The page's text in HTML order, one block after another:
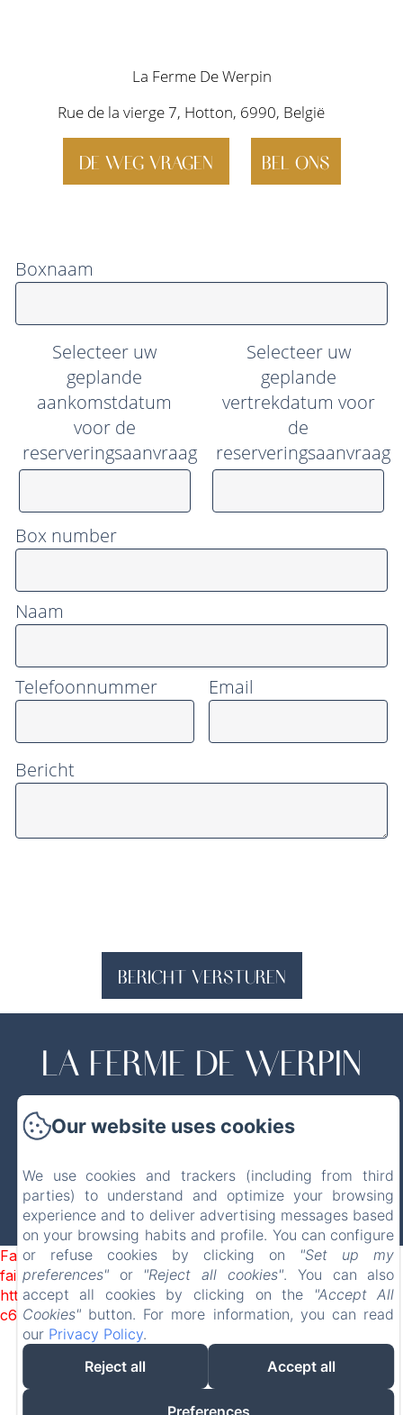
La Ferme De Werpin
Rue de la vierge 7, Hotton, 6990, België
DE WEG VRAGEN BEL ONS
Boxnaam
Selecteer uw
geplande
aankomstdatum
voor de
reserveringsaanvraag
Selecteer uw
geplande
vertrekdatum voor
de
reserveringsaanvraag
Box number
Naam
Telefoonnummer Email
Bericht
LA FERME DE WERPIN
Rue de la vierge 7, Hotton, 6990, België
+32499323306 (fr, nl, eng)
+32456203817 (nl, eng, du)
Mogelijk gemaakt met Amenitiz
Failed to load BookingEngine/index: Loading chunk 1322
failed. (missing:
https://d1cmur5l0xva3h.cloudfront.net/packs/1322-
c6e932f9d3d27b65-1bf7c4dc6a241241.js)
Our website uses cookies
We use cookies and trackers (including from third
parties) to understand and optimize your browsing
experience and to deliver advertising messages based
on your browsing habits and profile. You can configure
or refuse cookies by clicking on "Set up my
preferences"or "Reject all cookies". You can also
accept all cookies by clicking on the
"Accept All
Cookies"button. For more information, you can read
our Privacy Policy.
Reject all
Accept all
Preferences